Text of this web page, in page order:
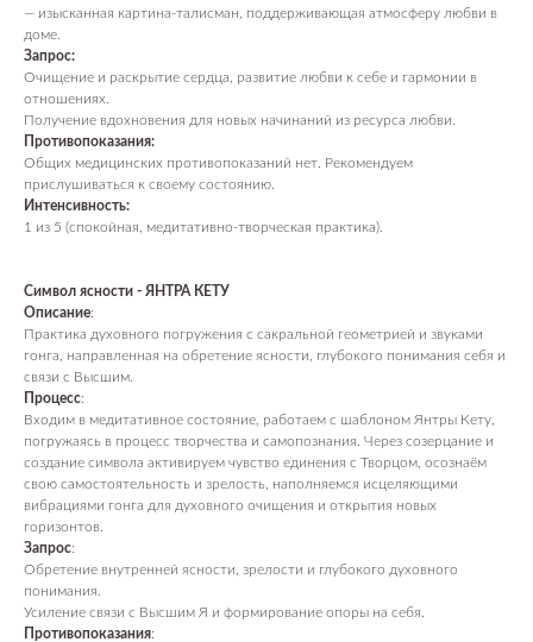
— изысканная картина-талисман, поддерживающая атмосферу любви в
доме.
Запрос:
Очищение и раскрытие сердца, развитие любви к себе и гармонии в
отношениях.
Получение вдохновения для новых начинаний из ресурса любви.
Противопоказания:
Общих медицинских противопоказаний нет. Рекомендуем
прислушиваться к своему состоянию.
Интенсивность:
1 из 5 (спокойная, медитативно-творческая практика).
Символ ясности - ЯНТРА КЕТУ
Описание:
Практика духовного погружения с сакральной геометрией и звуками
гонга, направленная на обретение ясности, глубокого понимания себя и
связи с Высшим.
Процесс:
Входим в медитативное состояние, работаем с шаблоном Янтры Кету,
погружаясь в процесс творчества и самопознания. Через созерцание и
создание символа активируем чувство единения с Творцом, осознаём
свою самостоятельность и зрелость, наполняемся исцеляющими
вибрациями гонга для духовного очищения и открытия новых
горизонтов.
Запрос:
Обретение внутренней ясности, зрелости и глубокого духовного
понимания.
Усиление связи с Высшим Я и формирование опоры на себя.
Противопоказания: